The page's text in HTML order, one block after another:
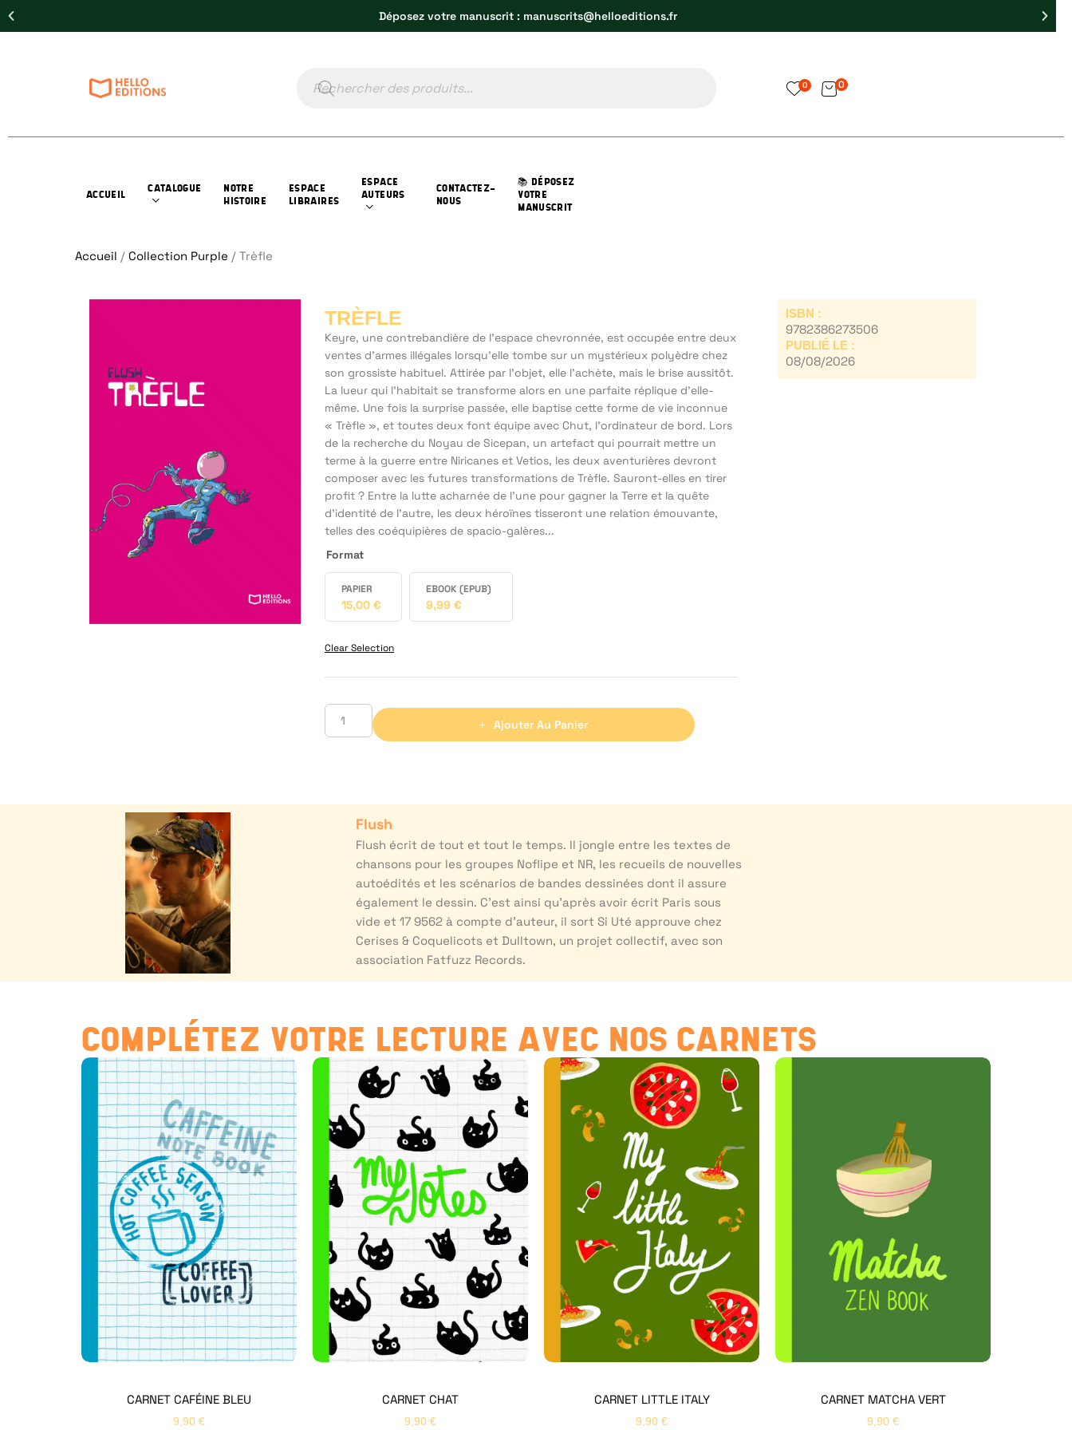
Déposez votre manuscrit : manuscrits@helloeditions.fr
0 0
ACCUEIL
CATALOGUE
NOTRE
HISTOIRE
ESPACE
LIBRAIRES
ESPACE
AUTEURS
CONTACTEZ-
NOUS
📚 DÉPOSEZ
VOTRE
MANUSCRIT
Accueil / Collection Purple / Trèfle
TRÈFLE
Keyre, une contrebandière de l’espace chevronnée, est occupée entre deux
ventes d’armes illégales lorsqu’elle tombe sur un mystérieux polyèdre chez
son grossiste habituel. Attirée par l’objet, elle l’achète, mais le brise aussitôt.
La lueur qui l’habitait se transforme alors en une parfaite réplique d’elle-
même. Une fois la surprise passée, elle baptise cette forme de vie inconnue
« Trèfle », et toutes deux font équipe avec Chut, l’ordinateur de bord. Lors
de la recherche du Noyau de Sicepan, un artefact qui pourrait mettre un
terme à la guerre entre Niricanes et Vetios, les deux aventurières devront
composer avec les futures transformations de Trèfle. Sauront-elles en tirer
profit ? Entre la lutte acharnée de l’une pour gagner la Terre et la quête
d’identité de l’autre, les deux héroïnes tisseront une relation émouvante,
telles des coéquipières de spacio-galères...
Format
PAPIER
15,00 €
EBOOK (EPUB)
9,99 €
Clear Selection
Ajouter Au Panier
ISBN :
9782386273506
PUBLIÉ LE :
08/08/2026
Flush
Flush écrit de tout et tout le temps. Il jongle entre les textes de
chansons pour les groupes Noflipe et NR, les recueils de nouvelles
autoédités et les scénarios de bandes dessinées dont il assure
également le dessin. C’est ainsi qu’après avoir écrit Paris sous
vide et 17 9562 à compte d’auteur, il sort Si Uté approuve chez
Cerises & Coquelicots et Dulltown, un projet collectif, avec son
association Fatfuzz Records.
COMPLÉTEZ VOTRE LECTURE AVEC NOS CARNETS
CARNET CAFÉINE BLEU
9,90 €
CARNET CHAT
9,90 €
CARNET LITTLE ITALY
9,90 €
CARNET MATCHA VERT
9,90 €
Hello Editions
Nous revenons vers vous rapidement
Bonjour 👋
Nom* Prénom*